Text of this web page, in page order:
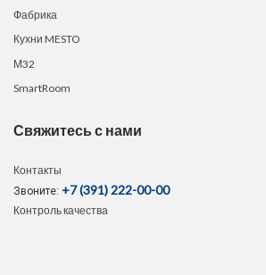
Фабрика
Кухни MESTO
М32
SmartRoom
Свяжитесь с нами
Контакты
Звоните: +7 (391) 222-00-00
Контроль качества